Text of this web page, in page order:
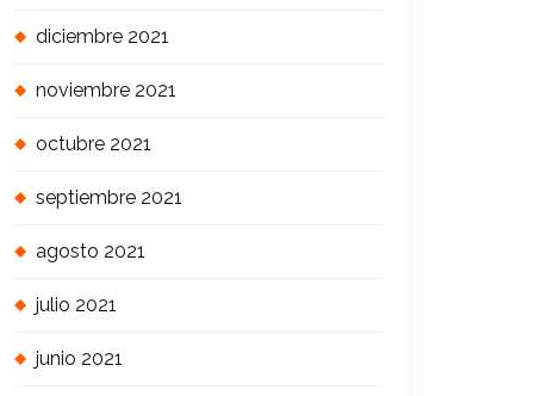
diciembre 2021
noviembre 2021
octubre 2021
septiembre 2021
agosto 2021
julio 2021
junio 2021